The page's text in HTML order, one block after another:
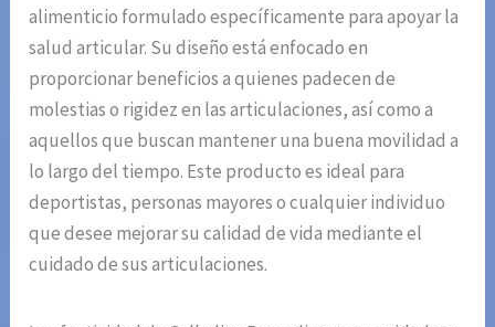
alimenticio formulado específicamente para apoyar la
salud articular. Su diseño está enfocado en
proporcionar beneficios a quienes padecen de
molestias o rigidez en las articulaciones, así como a
aquellos que buscan mantener una buena movilidad a
lo largo del tiempo. Este producto es ideal para
deportistas, personas mayores o cualquier individuo
que desee mejorar su calidad de vida mediante el
cuidado de sus articulaciones.